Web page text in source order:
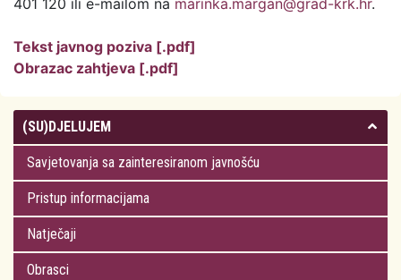
401 120 ili e-mailom na marinka.margan@grad-krk.hr.
Tekst javnog poziva [.pdf]
Obrazac zahtjeva [.pdf]
(SU)DJELUJEM
Savjetovanja sa zainteresiranom javnošću
Pristup informacijama
Natječaji
Obrasci